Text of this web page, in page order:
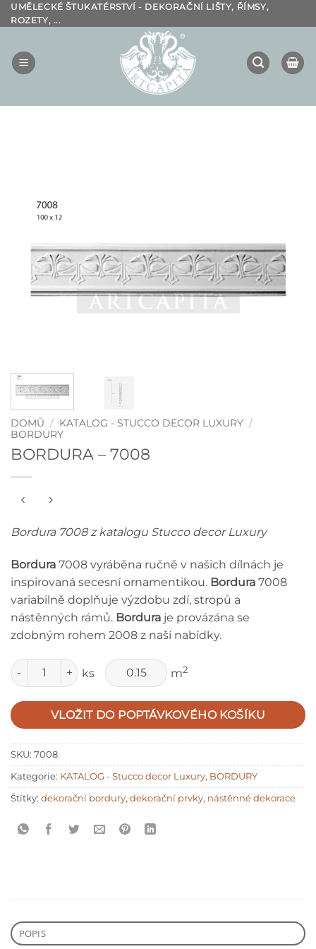
Přeskočit
na
UMĚLECKÉ ŠTUKATÉRSTVÍ - DEKORAČNÍ LIŠTY, ŘÍMSY,
ROZETY, ...
DOMŮ / KATALOG - STUCCO DECOR LUXURY /
BORDURY
BORDURA – 7008
Bordura 7008 z katalogu Stucco decor Luxury
Bordura 7008 vyráběna ručně v našich dílnách je
inspirovaná secesní ornamentikou. Bordura 7008
variabilně doplňuje výzdobu zdí, stropů a
nástěnných rámů. Bordura je provázána se
zdobným rohem 2008 z naší nabídky.
m2
Množství
ks
VLOŽIT DO POPTÁVKOVÉHO KOŠÍKU
SKU: 7008
Kategorie: KATALOG - Stucco decor Luxury, BORDURY
Štítky: dekorační bordury, dekorační prvky, nástěnné dekorace
POPIS